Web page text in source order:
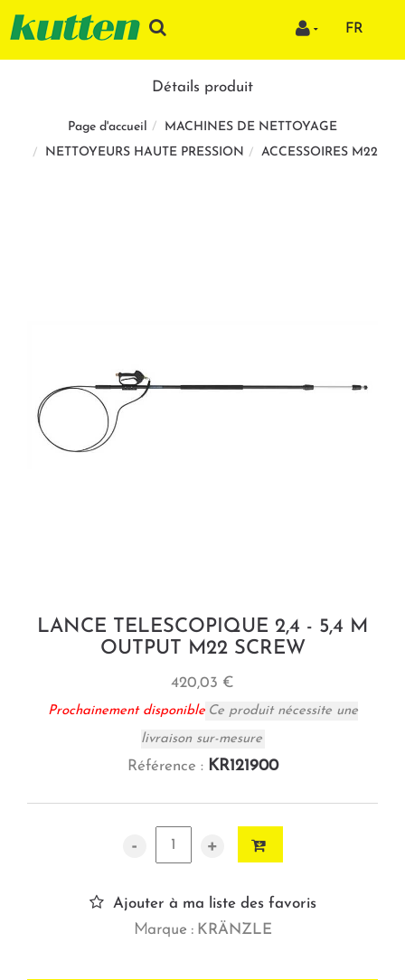
FR
Détails produit
Page d'accueil
MACHINES DE NETTOYAGE
NETTOYEURS HAUTE PRESSION
ACCESSOIRES M22
LANCE TELESCOPIQUE 2,4 - 5,4 M
OUTPUT M22 SCREW
420,03 €
Prochainement disponible Ce produit nécessite une
livraison sur-mesure
Référence : KR121900
- +
Ajouter à ma liste des favoris
Marque : KRÄNZLE